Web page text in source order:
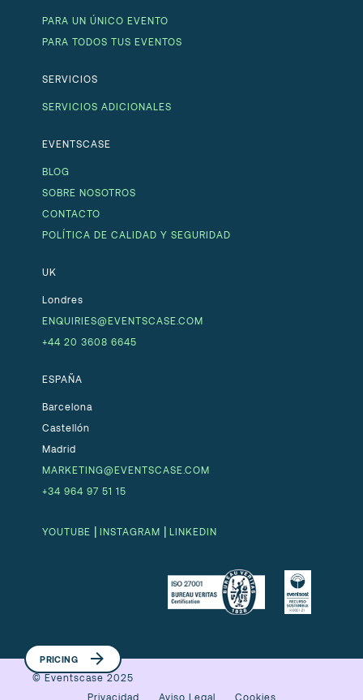
PRICING
PARA UN ÚNICO EVENTO
PARA TODOS TUS EVENTOS
SERVICIOS
SERVICIOS ADICIONALES
EVENTSCASE
BLOG
SOBRE NOSOTROS
CONTACTO
POLÍTICA DE CALIDAD Y SEGURIDAD
UK
Londres
ENQUIRIES@EVENTSCASE.COM
+44 20 3608 6645
ESPAÑA
Barcelona
Castellón
Madrid
MARKETING@EVENTSCASE.COM
+34 964 97 51 15
YOUTUBE | INSTAGRAM | LINKEDIN
© Eventscase 2025
Privacidad
Aviso Legal Cookies